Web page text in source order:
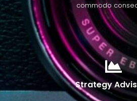
commodo
Strategy